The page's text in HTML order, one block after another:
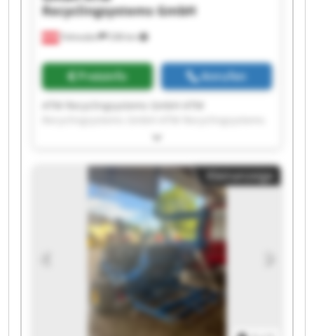
538 km
Recyclingsystems GmbH
Preisinfo Anrufen
ATM Recyclingsystems GmbH ATM
GmbH ATM Recyclingsystems GmbH ATM
GmbH ATM Recyclingsystems GmbH ATM
Recyclingsystems GmbH ATM Recyclingsystems
GmbH ATM Recyclingsystems GmbH ATM
Recyclingsystems GmbH ATM Recyclingsystems
GmbH ATM Recyclingsystems GmbH ATM
Recyclingsystems GmbH ATM Recyclingsystems
GmbH ATM Recyclingsystems GmbH ATM
Recyclingsystems GmbH ATM Recyclingsystems
GmbH ATM Recyclingsystems GmbH ATM
Recyclingsystems GmbH
Kleinanzeige